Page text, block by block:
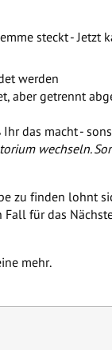
steckt - Jetzt
werden
aber getrennt
das macht -
wechseln.
zu finden lohnt
für das
mehr.